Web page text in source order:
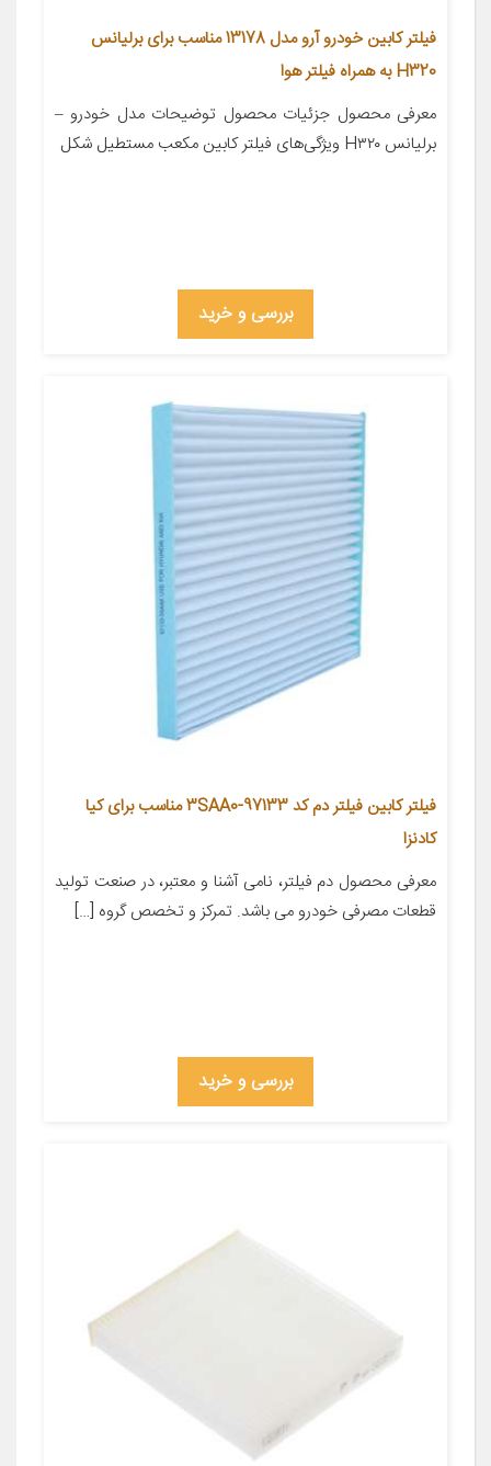
فیلتر کابین خودرو آرو مدل 13178 مناسب برای برلیانس
H320 به همراه فیلتر هوا
معرفی محصول جزئیات محصول توضیحات مدل خودرو –
برلیانس H۳۲۰ ویژگی‌های فیلتر کابین مکعب مستطیل شکل
بررسی و خرید
فیلتر کابین فیلتر دم کد 97133-3SAA0 مناسب برای کیا
کادنزا
معرفی محصول دم فیلتر، نامی آشنا و معتبر، در صنعت تولید
قطعات مصرفی خودرو می باشد. تمرکز و تخصص گروه […]
بررسی و خرید